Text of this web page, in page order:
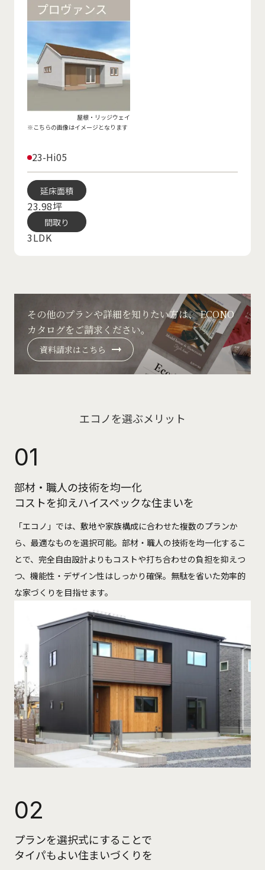
屋根・リッジウェイ
※こちらの画像はイメージとなります
23-Hi05
延床面積
23.98坪
間取り
3LDK
その他のプランや詳細を知りたい方は、ECONO
カタログをご請求ください。
資料請求はこちら
エコノを選ぶメリット
01
部材・職人の技術を均一化
コストを抑えハイスペックな住まいを
「エコノ」では、敷地や家族構成に合わせた複数のプランか
ら、最適なものを選択可能。部材・職人の技術を均一化するこ
とで、完全自由設計よりもコストや打ち合わせの負担を抑えつ
つ、機能性・デザイン性はしっかり確保。無駄を省いた効率的
な家づくりを目指せます。
02
プランを選択式にすることで
タイパもよい住まいづくりを